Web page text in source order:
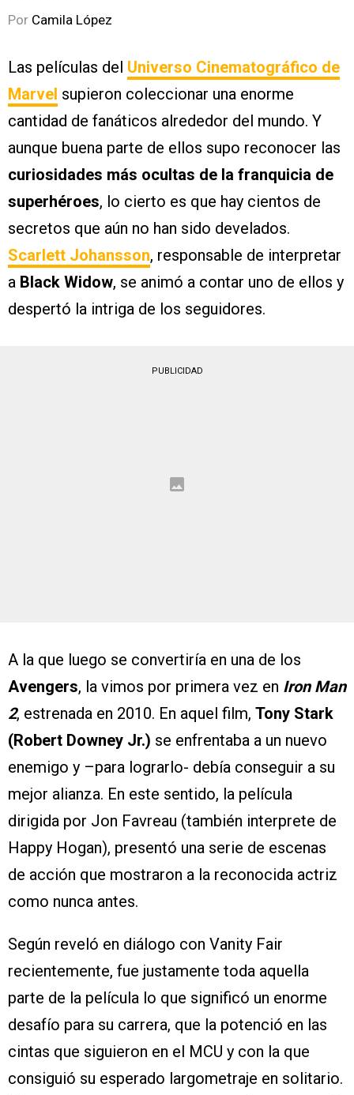
Por Camila López
Las películas del Universo Cinematográfico de
Marvel supieron coleccionar una enorme
cantidad de fanáticos alrededor del mundo. Y
aunque buena parte de ellos supo reconocer las
curiosidades más ocultas de la franquicia de
superhéroes, lo cierto es que hay cientos de
secretos que aún no han sido develados.
Scarlett Johansson, responsable de interpretar
a Black Widow, se animó a contar uno de ellos y
despertó la intriga de los seguidores.
PUBLICIDAD
A la que luego se convertiría en una de los
Avengers, la vimos por primera vez en Iron Man
2, estrenada en 2010. En aquel film, Tony Stark
(Robert Downey Jr.) se enfrentaba a un nuevo
enemigo y –para lograrlo- debía conseguir a su
mejor alianza. En este sentido, la película
dirigida por Jon Favreau (también interprete de
Happy Hogan), presentó una serie de escenas
de acción que mostraron a la reconocida actriz
como nunca antes.
Según reveló en diálogo con Vanity Fair
recientemente, fue justamente toda aquella
parte de la película lo que significó un enorme
desafío para su carrera, que la potenció en las
cintas que siguieron en el MCU y con la que
consiguió su esperado largometraje en solitario.